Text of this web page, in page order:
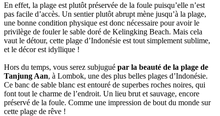
En effet, la plage est plutôt préservée de la foule puisqu’elle n’est
pas facile d’accès. Un sentier plutôt abrupt mène jusqu’à la plage,
une bonne condition physique est donc nécessaire pour avoir le
privilège de fouler le sable doré de Kelingking Beach. Mais cela
vaut le détour, cette plage d’Indonésie est tout simplement sublime,
et le décor est idyllique !
Hors du temps, vous serez subjugué par la beauté de la plage de
Tanjung Aan, à Lombok, une des plus belles plages d’Indonésie.
Ce banc de sable blanc est entouré de superbes roches noires, qui
font tout le charme de l’endroit. Un lieu brut et sauvage, encore
préservé de la foule. Comme une impression de bout du monde sur
cette plage de rêve !